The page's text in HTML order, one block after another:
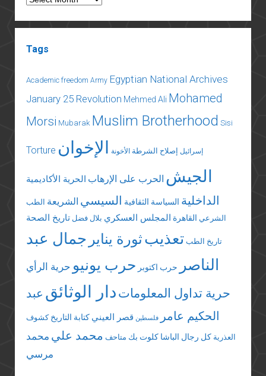
Tags
Academic freedom Army Egyptian National Archives
January 25 Revolution Mehmed Ali Mohamed
Morsi Mubarak Muslim Brotherhood Sisi
Torture إسرائيل إصلاح الشرطة الأخونة الإخوان
الجيش الحرب على الإرهاب الحرية الأكاديمية
الداخلية السياسة الثقافية السيسي الشريعة الطب
الشرعي القاهرة المجلس العسكري بلال فضل تاريخ الصحة
تاريخ الطب تعذيبثورة يناير جمال عبد
الناصر
حرب اكتوبر حرب يونيو حرية الرأي
حرية تداول المعلومات دار الوثائق عبد
الحكيم عامر
فلسطين قصر العيني كتابة التاريخ كشوف
العذرية كل رجال الباشا كلوت بك متاحف محمد علي محمد
مرسي